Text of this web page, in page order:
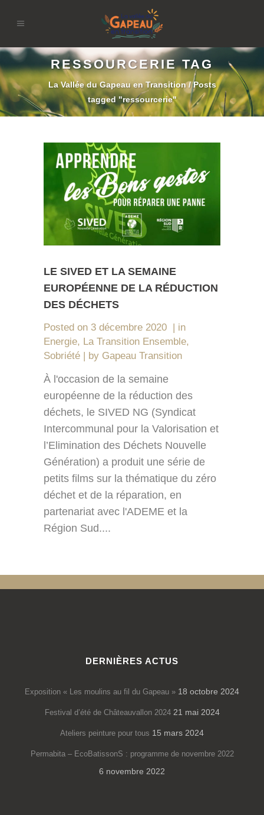
RESSOURCERIE TAG
La Vallée du Gapeau en Transition/Posts
tagged "ressourcerie"
LE SIVED ET LA SEMAINE
EUROPÉENNE DE LA RÉDUCTION
DES DÉCHETS
Posted on 3 décembre 2020
in
Energie, La Transition Ensemble,
Sobriété
by Gapeau Transition
À l'occasion de la semaine
européenne de la réduction des
déchets, le SIVED NG (Syndicat
Intercommunal pour la Valorisation et
l’Elimination des Déchets Nouvelle
Génération) a produit une série de
petits films sur la thématique du zéro
déchet et de la réparation, en
partenariat avec l'ADEME et la
Région Sud....
DERNIÈRES ACTUS
Exposition « Les moulins au fil du Gapeau » 18 octobre 2024
Festival d’été de Châteauvallon 2024 21 mai 2024
Ateliers peinture pour tous 15 mars 2024
Permabita – EcoBatissonS : programme de novembre 2022
6 novembre 2022